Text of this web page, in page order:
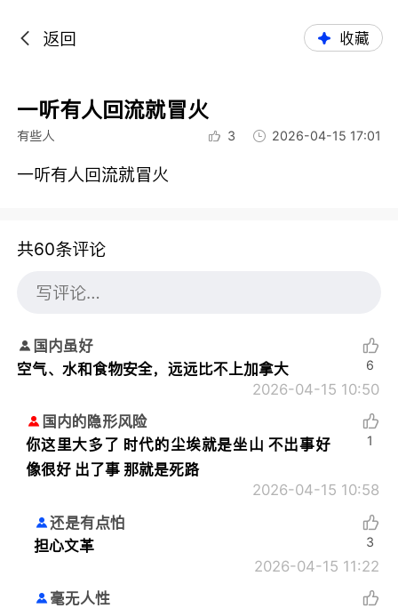
返回 收藏
一听有人回流就冒火
有些人 3 2026-04-15 17:01
一听有人回流就冒火
共60条评论
国内虽好
空气、水和食物安全，远远比不上加拿大
2026-04-15 10:50
6
国内的隐形风险
你这里大多了 时代的尘埃就是坐山 不出事好
像很好 出了事 那就是死路
2026-04-15 10:58
1
还是有点怕
担心文革
2026-04-15 11:22
3
毫无人性